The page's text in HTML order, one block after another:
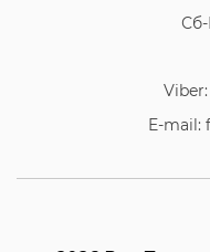
E-mail: